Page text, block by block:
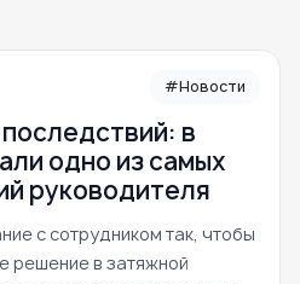
#Новости
в
одно из самых
руководителя
с сотрудником так, чтобы
решение в затяжной